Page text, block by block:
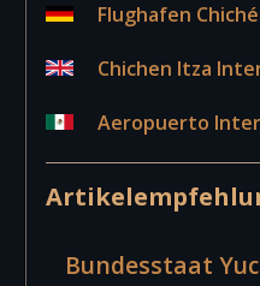
Flughafen
Chichen Itza
Aeropuerto
Bundesstaat